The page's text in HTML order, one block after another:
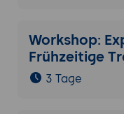
Workshop:
Frühzeitige
3 Tage